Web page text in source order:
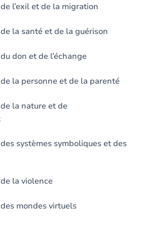
l’exil et de la migration
la santé et de la guérison
don et de l’échange
la personne et de la parenté
la nature et de
systèmes symboliques et des
la violence
mondes virtuels